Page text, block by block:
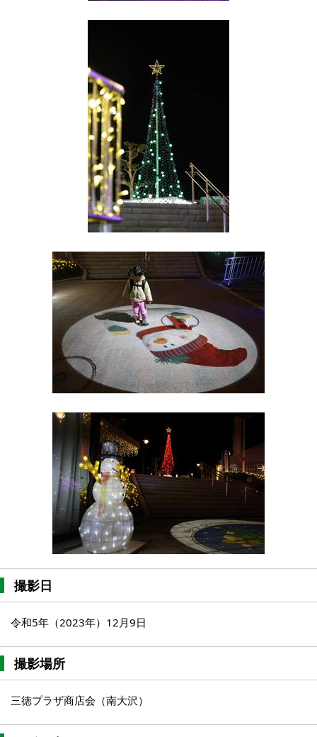
撮影日
令和5年（2023年）12月9日
撮影場所
三徳プラザ商店会（南大沢）